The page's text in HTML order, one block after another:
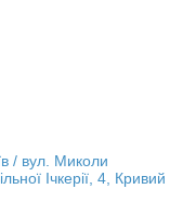
сонячна
(СЕС)
поєднує переваги
/ вул. Миколи
Ічкерії, 4, Кривий